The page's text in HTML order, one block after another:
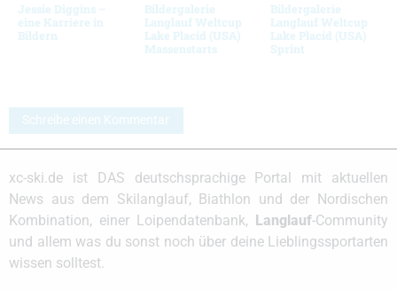
Jessie Diggins –
eine Karriere in
Bildern
Bildergalerie
Langlauf Weltcup
Lake Placid (USA)
Massenstarts
Bildergalerie
Langlauf Weltcup
Lake Placid (USA)
Sprint
Schreibe einen Kommentar
xc-ski.de ist DAS deutschsprachige Portal mit aktuellen
News aus dem Skilanglauf, Biathlon und der Nordischen
Kombination, einer Loipendatenbank,
Langlauf-Community
und allem was du sonst noch über deine Lieblingssportarten
wissen solltest.